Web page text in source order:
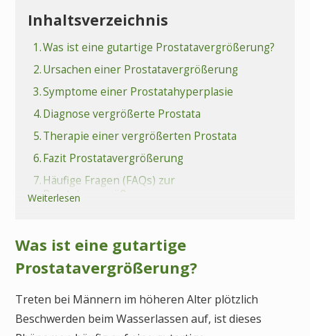
Was ist eine gutartige
Prostatavergrößerung?
Treten bei Männern im höheren Alter plötzlich
Beschwerden beim Wasserlassen auf, ist dieses
Inhaltsverzeichnis
1.Was ist eine gutartige Prostatavergrößerung?
2.Ursachen einer Prostatavergrößerung
3.Symptome einer Prostatahyperplasie
4.Diagnose vergrößerte Prostata
5.Therapie einer vergrößerten Prostata
6.Fazit Prostatavergrößerung
7.Häufige Fragen (FAQs) zur
Prostatavergrößerung
Weiterlesen